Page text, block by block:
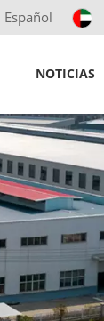
Español
NOTICIAS